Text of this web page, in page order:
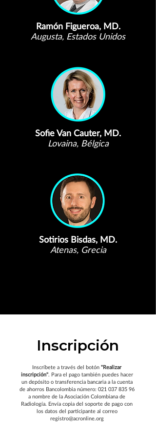
Ramón Figueroa, MD.
Augusta, Estados Unidos
Sofie Van Cauter, MD.
Lovaina, Bélgica
Sotirios Bisdas, MD.
Atenas, Grecia
Inscripción
Inscríbete a través del botón "Realizar
inscripción". Para el pago también puedes hacer
un depósito o transferencia bancaria a la cuenta
de ahorros Bancolombia número: 021 037 835 96
a nombre de la Asociación Colombiana de
Radiología. Envía copia del soporte de pago con
los datos del participante al correo
registro@acronline.org